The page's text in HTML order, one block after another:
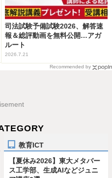
司法試験予備試験2026、解答速
報＆総評動画を無料公開…アガ
ルート
2026.7.21
Recommended by
教育ICT
【夏休み2026】東大メタバー
ス工学部、生成AIなどジュニ